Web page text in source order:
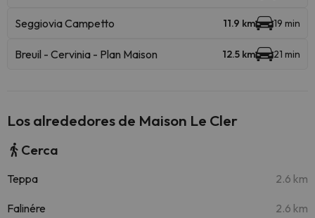
Seggiovia Campetto 11.9 km 19 min
Breuil - Cervinia - Plan Maison 12.5 km 21 min
Los alrededores de Maison Le Cler
Cerca
Teppa 2.6 km
Falinére 2.6 km